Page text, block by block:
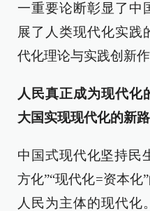
一重要论断彰显了中
展了人类现代化实践
代化理论与实践创新
人民真正成为现代化
大国实现现代化的新路
中国式现代化坚持民
方化”“现代化=资本化
人民为主体的现代化